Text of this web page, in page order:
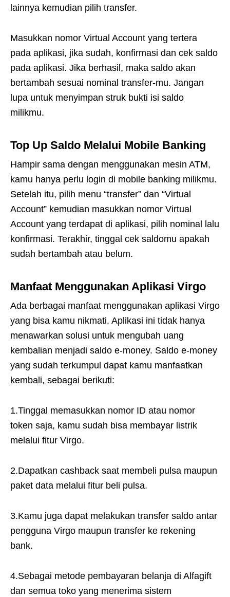
lainnya kemudian pilih transfer.
Masukkan nomor Virtual Account yang tertera
pada aplikasi, jika sudah, konfirmasi dan cek saldo
pada aplikasi. Jika berhasil, maka saldo akan
bertambah sesuai nominal transfer-mu. Jangan
lupa untuk menyimpan struk bukti isi saldo
milikmu.
Top Up Saldo Melalui Mobile Banking
Hampir sama dengan menggunakan mesin ATM,
kamu hanya perlu login di mobile banking milikmu.
Setelah itu, pilih menu “transfer” dan “Virtual
Account” kemudian masukkan nomor Virtual
Account yang terdapat di aplikasi, pilih nominal lalu
konfirmasi. Terakhir, tinggal cek saldomu apakah
sudah bertambah atau belum.
Manfaat Menggunakan Aplikasi Virgo
Ada berbagai manfaat menggunakan aplikasi Virgo
yang bisa kamu nikmati. Aplikasi ini tidak hanya
menawarkan solusi untuk mengubah uang
kembalian menjadi saldo e-money. Saldo e-money
yang sudah terkumpul dapat kamu manfaatkan
kembali, sebagai berikuti:
1.Tinggal memasukkan nomor ID atau nomor
token saja, kamu sudah bisa membayar listrik
melalui fitur Virgo.
2.Dapatkan cashback saat membeli pulsa maupun
paket data melalui fitur beli pulsa.
3.Kamu juga dapat melakukan transfer saldo antar
pengguna Virgo maupun transfer ke rekening
bank.
4.Sebagai metode pembayaran belanja di Alfagift
dan semua toko yang menerima sistem